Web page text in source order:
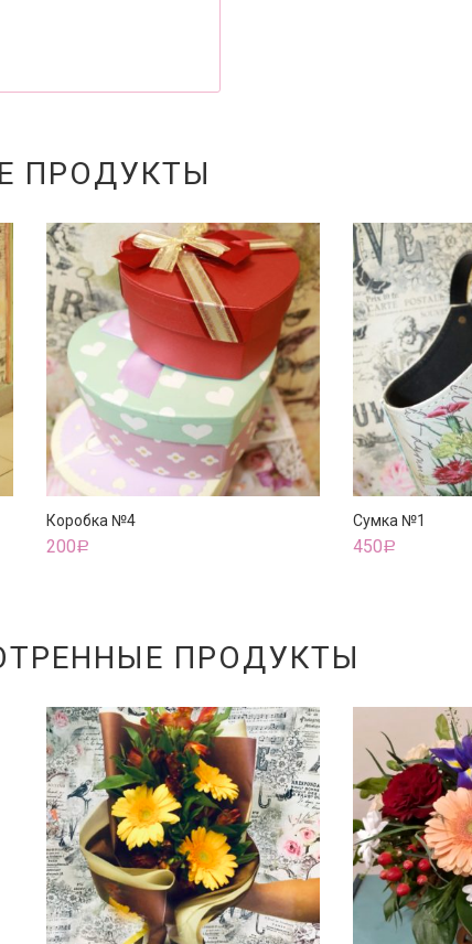
ПРОДУКТЫ
Коробка №4
200Р
Сумка №1
450Р
ПРОДУКТЫ